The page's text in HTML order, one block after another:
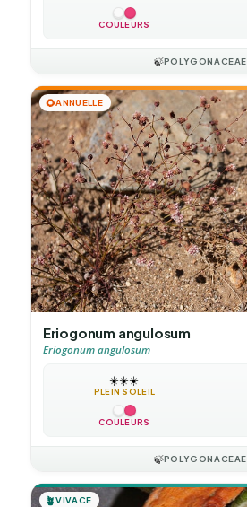
COULEURS
🍃POLYGONACEAE
🌻ANNUELLE
Eriogonum angulosum
Eriogonum angulosum
☀️☀️☀️
PLEIN SOLEIL
COULEURS
🍃POLYGONACEAE
🪴VIVACE